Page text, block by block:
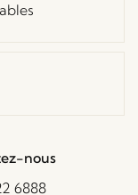
nous
6888